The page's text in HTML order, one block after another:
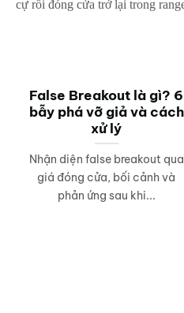
False Breakout là gì? 6
bẫy phá vỡ giả và cách
xử lý
Nhận diện false breakout qua
giá đóng cửa, bối cảnh và
phản ứng sau khi...